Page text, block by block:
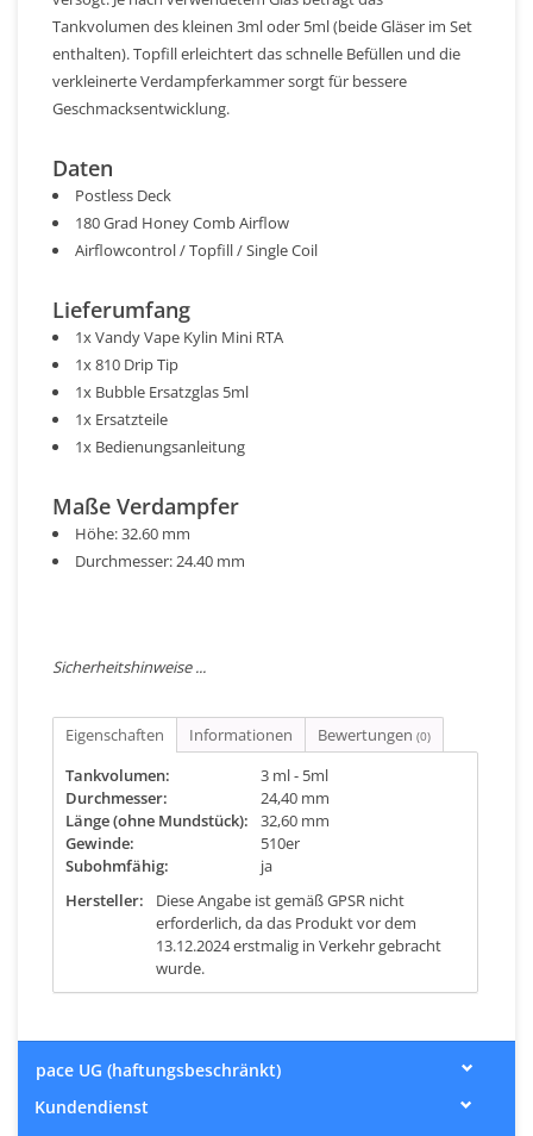
Tankvolumen des kleinen 3ml oder 5ml (beide Gläser im Set
enthalten). Topfill erleichtert das schnelle Befüllen und die
verkleinerte Verdampferkammer sorgt für bessere
Geschmacksentwicklung.
Daten
Postless Deck
180 Grad Honey Comb Airflow
Airflowcontrol / Topfill / Single Coil
Lieferumfang
1x Vandy Vape Kylin Mini RTA
1x 810 Drip Tip
1x Bubble Ersatzglas 5ml
1x Ersatzteile
1x Bedienungsanleitung
Maße Verdampfer
Höhe: 32.60 mm
Durchmesser: 24.40 mm
Sicherheitshinweise ...
Eigenschaften Informationen Bewertungen (0)
Tankvolumen:
3 ml - 5ml
Durchmesser:
24,40 mm
Länge (ohne Mundstück):
32,60 mm
Gewinde:
510er
Subohmfähig:
ja
Hersteller:
Diese Angabe ist gemäß GPSR nicht
erforderlich, da das Produkt vor dem
13.12.2024 erstmalig in Verkehr gebracht
wurde.
pace UG (haftungsbeschränkt)
Kundendienst